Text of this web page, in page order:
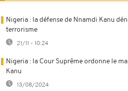
Nigeria : la défense de Nnamdi Kanu
terrorisme
21/11 - 10:24
Nigeria : la Cour Suprême ordonne le
Kanu
13/08/2024